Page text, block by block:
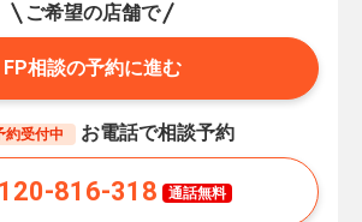
ご希望の店舗で
FP相談の予約に進む
約受付中 お電話で相談予約
816-318 通話無料